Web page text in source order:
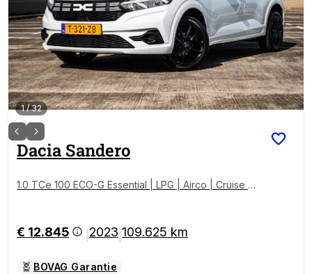
1/32
Dacia Sandero
1.0 TCe 100 ECO-G Essential | LPG | Airco | Cruise Co
€ 12.845 2023 109.625 km
BOVAG Garantie